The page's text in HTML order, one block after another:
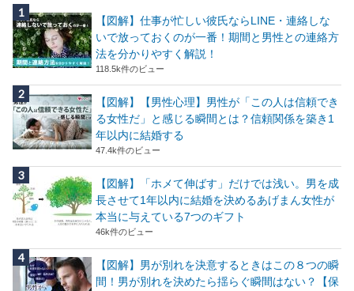
【図解】仕事が忙しい彼氏ならLINE・連絡しな
いで放っておくのが一番！期間と男性との連絡方
法を分かりやすく解説！
118.5k件のビュー
【図解】【男性心理】男性が「この人は信頼でき
る女性だ」と感じる瞬間とは？信頼関係を築き1
年以内に結婚する
47.4k件のビュー
【図解】「ホメて伸ばす」だけでは浅い。男を成
長させて1年以内に結婚を決めるあげまん女性が
本当に与えている7つのギフト
46k件のビュー
【図解】男が別れを決意するときはこの８つの瞬
間！男が別れを決めたら揺らぐ瞬間はない？【保